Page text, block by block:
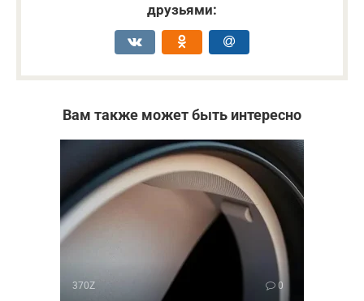
друзьями:
Вам также может быть интересно
370Z 0